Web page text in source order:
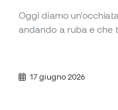
Oggi diamo
andando a ruba e che
17 giugno 2026